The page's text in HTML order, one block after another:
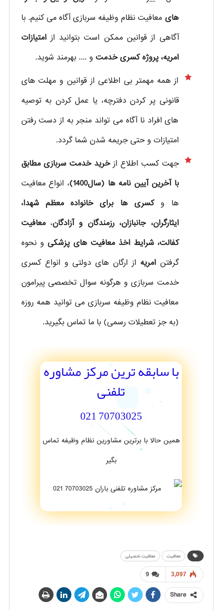
های معافیت نظام وظیفه سربازی آگاه می کنیم. با
آگاهی از قوانین ممکن است بتوانید از امتیازات
امریه، پروژه کسری خدمت و .... بهرمند شوید.
از همه مهمتر بی اطلاعی از قوانین و مهلت های
قانونی پر کردن دفترچه، یا عمل کردن به توصیه
های افراد نا آگاه می تواند منجر به از دست رفتن
امتیازات و حتی جریمه شدن شما گردد.
جهت کسب اطلاع از خرید خدمت سربازی مطابق
با آخرین آیین نامه ها (سال1400)
، انواع معافیت
ها و کسری ها برای خانواده معظم شهدا،
ایثارگران، جانبازان، رزمندگان و آزادگان،معافیت
کفالت، شرایط اخذ معافیت های پزشکی و نحوه
گرفتنامریه از ارگان های دولتی و انواع کسری
خدمت سربازی و هرگونه سوال تخصصی پیرامون
معافیت نظام وظیفه سربازی می توانید همه روزه
(به جز تعطیلات رسمی) با ما تماس بگیرید.
با سابقه ترین مرکز مشاوره
تلفنی
70703025 021
همین حالا با برترین مشاورین نظام وظیفه تماس
بگیر
معافیت معافیت تحصیلی
9 3,097
Share